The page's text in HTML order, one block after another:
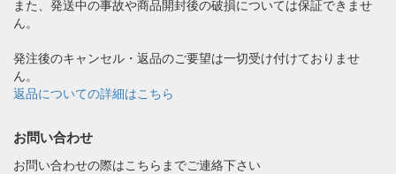
また、発送中の事故や商品開封後の破損については保証できませ
ん。
発注後のキャンセル・返品のご要望は一切受け付けておりませ
ん。
返品についての詳細はこちら
お問い合わせ
お問い合わせの際はこちらまでご連絡下さい